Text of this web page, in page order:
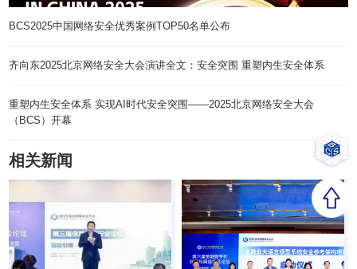
BCS2025中国网络安全优秀案例TOP50名单公布
齐向东2025北京网络安全大会演讲全文：安全突围 重塑内生安全体系
重塑内生安全体系 实现AI时代安全突围——2025北京网络安全大会
（BCS）开幕
相关新闻